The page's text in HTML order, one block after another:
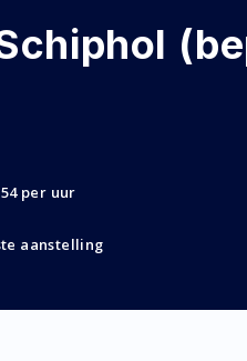
per uur
aanstelling